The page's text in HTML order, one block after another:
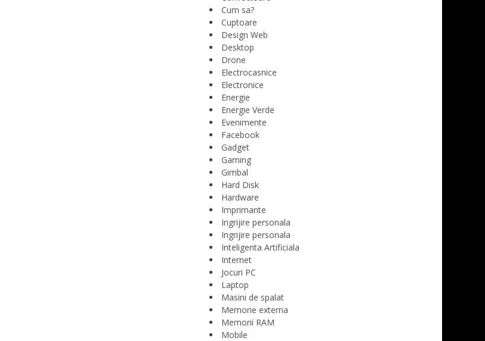
Cum sa?
Cuptoare
Design Web
Desktop
Drone
Electrocasnice
Electronice
Energie
Energie Verde
Evenimente
Facebook
Gadget
Gaming
Gimbal
Hard Disk
Hardware
Imprimante
Ingrijire personala
Ingrijire personala
Inteligenta Artificiala
Internet
Jocuri PC
Laptop
Masini de spalat
Memorie externa
Memorii RAM
Mobile